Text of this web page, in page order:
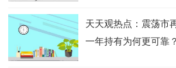
天天观热点：震荡市
一年持有为何更可靠？